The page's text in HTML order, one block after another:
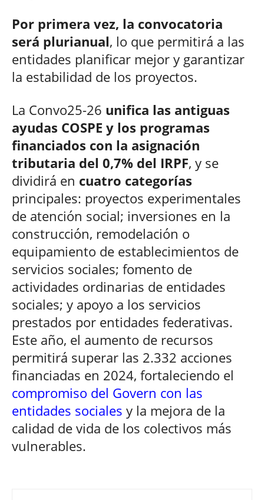
Por primera vez, la convocatoria
será plurianual, lo que permitirá a las
entidades planificar mejor y garantizar
la estabilidad de los proyectos.
La Convo25-26 unifica las antiguas
ayudas COSPE y los programas
financiados con la asignación
tributaria del 0,7% del IRPF, y se
dividirá en cuatro categorías
principales: proyectos experimentales
de atención social; inversiones en la
construcción, remodelación o
equipamiento de establecimientos de
servicios sociales; fomento de
actividades ordinarias de entidades
sociales; y apoyo a los servicios
prestados por entidades federativas.
Este año, el aumento de recursos
permitirá superar las 2.332 acciones
financiadas en 2024, fortaleciendo el
compromiso del Govern con las
entidades sociales y la mejora de la
calidad de vida de los colectivos más
vulnerables.